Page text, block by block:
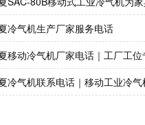
冷气机生产厂家服务电话
移动冷气机厂家电话｜工厂工
冷气机联系电话｜移动工业冷